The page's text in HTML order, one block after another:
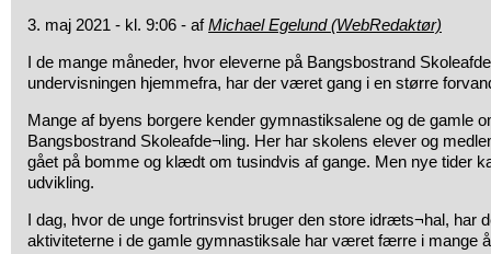
3. maj 2021 - kl. 9:06 - afMichael Egelund (WebRedaktør)
I de mange måneder, hvor eleverne på Bangsbostrand
undervisningen hjemmefra, har der været gang i en større
Mange af byens borgere kender gymnastiksalene og de gamle
Bangsbostrand Skoleafde¬ling. Her har skolens elever og
gået på bomme og klædt om tusindvis af gange. Men nye tider
udvikling.
I dag, hvor de unge fortrinsvist bruger den store idræts¬hal, har
aktiviteterne i de gamle gymnastiksale har været færre i mange